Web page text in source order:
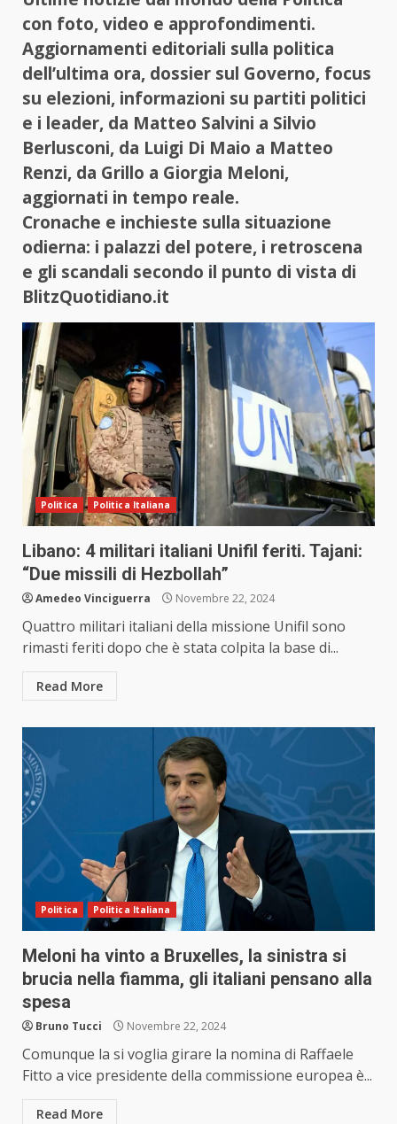
con foto, video e approfondimenti.
Aggiornamenti editoriali sulla politica
dell’ultima ora, dossier sul Governo, focus
su elezioni, informazioni su partiti politici
e i leader, da Matteo Salvini a Silvio
Berlusconi, da Luigi Di Maio a Matteo
Renzi, da Grillo a Giorgia Meloni,
aggiornati in tempo reale.
Cronache e inchieste sulla situazione
odierna: i palazzi del potere, i retroscena
e gli scandali secondo il punto di vista di
BlitzQuotidiano.it
Politica Politica Italiana
Libano: 4 militari italiani Unifil feriti. Tajani:
“Due missili di Hezbollah”
Amedeo Vinciguerra Novembre 22, 2024
Quattro militari italiani della missione Unifil sono
rimasti feriti dopo che è stata colpita la base di...
Read More
Politica Politica Italiana
Meloni ha vinto a Bruxelles, la sinistra si
brucia nella fiamma, gli italiani pensano alla
spesa
Bruno Tucci Novembre 22, 2024
Comunque la si voglia girare la nomina di Raffaele
Fitto a vice presidente della commissione europea è...
Read More